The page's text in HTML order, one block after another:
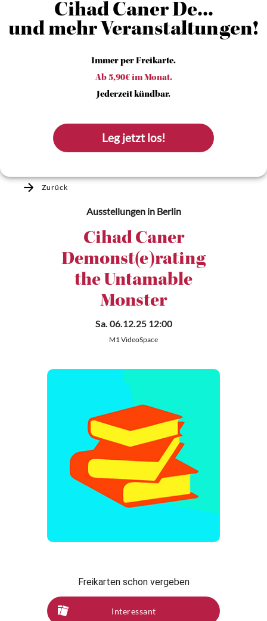
Cihad Caner De...
und mehr Veranstaltungen!
Immer per Freikarte.
Ab 5,90€ im Monat.
Jederzeit kündbar.
Leg jetzt los!
Zurück
Ausstellungenin Berlin
Cihad Caner
Demonst(e)rating
the Untamable
Monster
Sa. 06.12.25 12:00
M1 VideoSpace
Freikarten schon vergeben
Interessant